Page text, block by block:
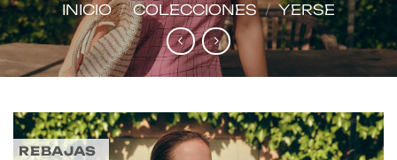
INICIO / COLECCIONES / YERSE
REBAJAS